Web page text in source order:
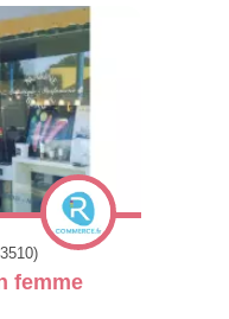
femme